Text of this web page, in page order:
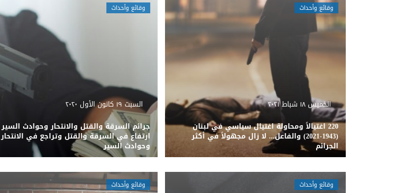
وقائع وأحداث
الخميس ١٨ شباط ٢٠٢١
220 اغتيالاً ومحاولة اغتيال سياسي في لبنان
(1943-2021) والفاعل... لا زال مجهولاً في أكثر
الجرائم
وقائع وأحداث
السبت ١٩ كانون الأول ٢٠٢٠
جرائم السرقة والقتل والانتحار وحوادث السير
ارتفاع في السرقة والقتل وتراجع في الانتحار
وحوادث السير
وقائع وأحداث وقائع وأحداث